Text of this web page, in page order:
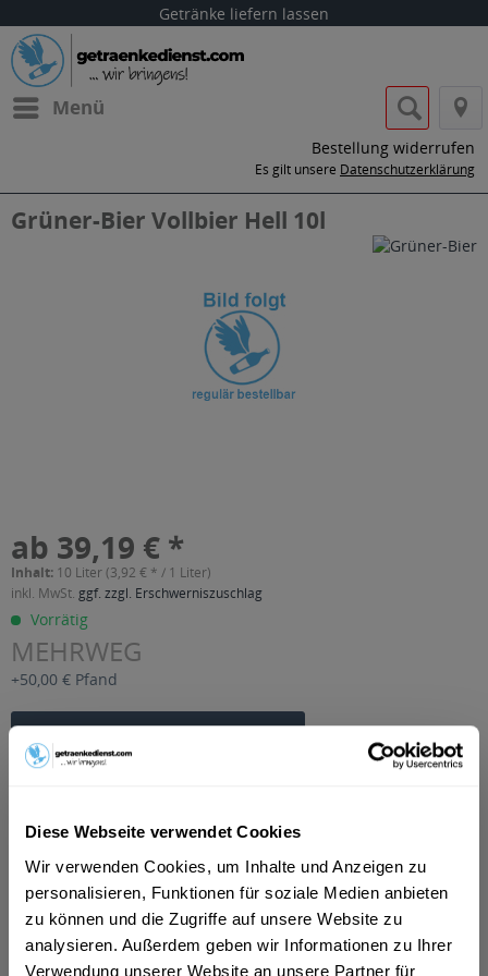
Diese Webseite verwendet Cookies
Wir verwenden Cookies, um Inhalte und Anzeigen zu
personalisieren, Funktionen für soziale Medien anbieten
zu können und die Zugriffe auf unsere Website zu
analysieren. Außerdem geben wir Informationen zu Ihrer
Verwendung unserer Website an unsere Partner für
Getränke liefern lassen
Menü
Bestellung widerrufen
Es gilt unsere Datenschutzerklärung
Grüner-Bier Vollbier Hell 10l
ab 39,19 € *
Inhalt: 10 Liter (3,92 € * / 1 Liter)
inkl. MwSt. ggf. zzgl. Erschwerniszuschlag
Vorrätig
MEHRWEG
+50,00 € Pfand
In denWarenkorb
Beschreibung
mehr
"Grüner-Bier Vollbier Hell 10l"